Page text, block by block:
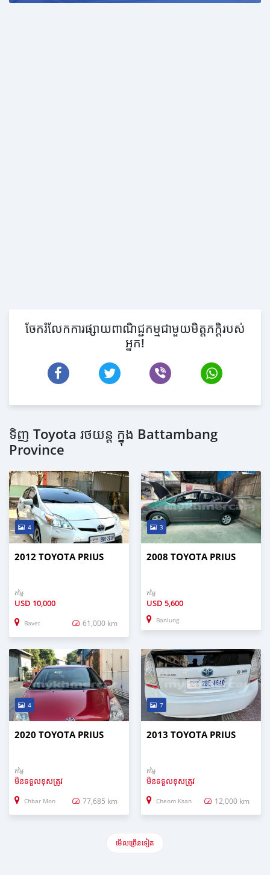
ចែករំលែកការផ្សាយពាណិជ្ជកម្មជាមួយមិត្តភក្តិរបស់
អ្នក!
ទិញ Toyota រថយន្ត ក្នុង Battambang
Province
4
2012 TOYOTA PRIUS
តម្លៃ
USD 10,000
Bavet 61,000 km
3
2008 TOYOTA PRIUS
តម្លៃ
USD 5,600
Banlung
4
2020 TOYOTA PRIUS
តម្លៃ
មិនទទួលខុសត្រូវ
Chbar Mon 77,685 km
7
2013 TOYOTA PRIUS
តម្លៃ
មិនទទួលខុសត្រូវ
Cheom Ksan 12,000 km
មើល​ច្រើន​ទៀត